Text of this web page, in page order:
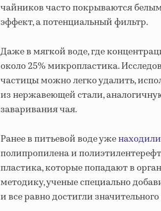
чайников часто покрываются
эффект, а потенциальный фильтр.
Даже в мягкой воде, где
около 25% микропластика.
частицы можно легко удалить,
из нержавеющей стали,
заваривания чая.
Ранее в питьевой воде уженаходили
полипропилена и
пластика, которые попадают в
методику, ученые специально
и все равно достигли